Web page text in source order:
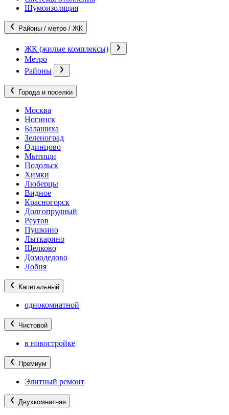
Шумоизоляция
Районы / метро / ЖК
ЖК (жилые комплексы)
Метро
Районы
Города и поселки
Москва
Ногинск
Балашиха
Зеленоград
Одинцово
Мытищи
Подольск
Химки
Люберцы
Видное
Красногорск
Долгопрудный
Реутов
Пушкино
Лыткарино
Щелково
Домодедово
Лобня
Капитальный
однокомнатной
Чистовой
в новостройке
Премиум
Элитный ремонт
Двухкомнатная